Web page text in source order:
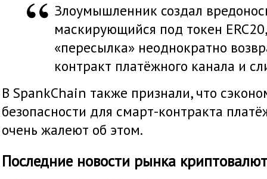
Злоумышленник создал
маскирующийся под токен
«пересылка» неоднократно
контракт платёжного канала и
В SpankChain также признали, что
безопасности для смарт-контракта
очень жалеют об этом.
Последние новости рынка криптовалют